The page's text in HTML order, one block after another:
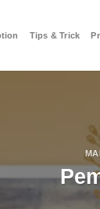
Tips & Trick